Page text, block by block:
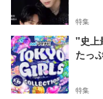
特集
"史上
たっ
特集